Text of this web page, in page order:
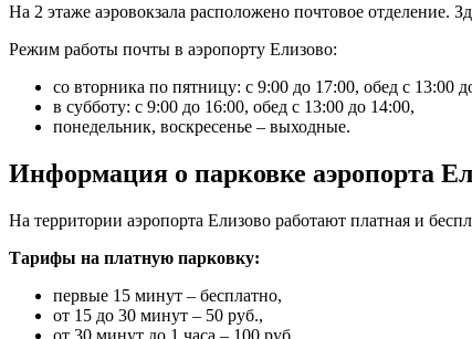
На 2 этаже аэровокзала расположено почтовое отделение.
Режим работы почты в аэропорту Елизово:
со вторника по пятницу: с 9:00 до 17:00, обед с 13:00
в субботу: с 9:00 до 16:00, обед с 13:00 до 14:00,
понедельник, воскресенье – выходные.
Информация о парковке аэропорта
На территории аэропорта Елизово работают платная и
Тарифы на платную парковку:
первые 15 минут – бесплатно,
от 15 до 30 минут – 50 руб.,
от 30 минут до 1 часа – 100 руб.